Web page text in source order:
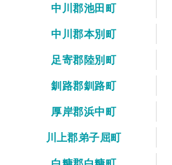
中川郡池田町
中川郡本別町
足寄郡陸別町
釧路郡釧路町
厚岸郡浜中町
川上郡弟子屈町